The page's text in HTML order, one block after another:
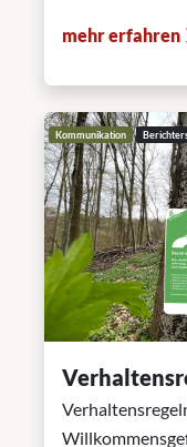
mehr erfahren
Kommunikation